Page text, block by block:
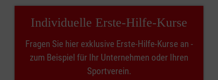
Individuelle Erste-Hilfe-Kurse
Fragen Sie hier exklusive Erste-Hilfe-Kurse an -
zum Beispiel für Ihr Unternehmen oder Ihren
Sportverein.